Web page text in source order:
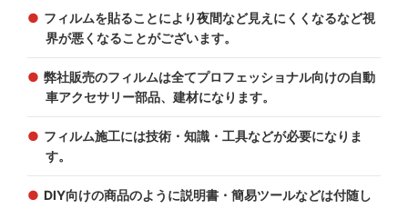
フィルムを貼ることにより夜間など見えにくくなるなど視
界が悪くなることがございます。
弊社販売のフィルムは全てプロフェッショナル向けの自動
車アクセサリー部品、建材になります。
フィルム施工には技術・知識・工具などが必要になりま
す。
DIY向けの商品のように説明書・簡易ツールなどは付随し